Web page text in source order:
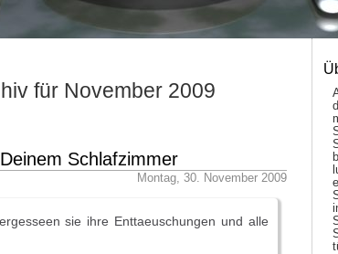
für November 2009
Schlafzimmer
Montag, 30. November 2009
sie ihre Enttaeuschungen und alle